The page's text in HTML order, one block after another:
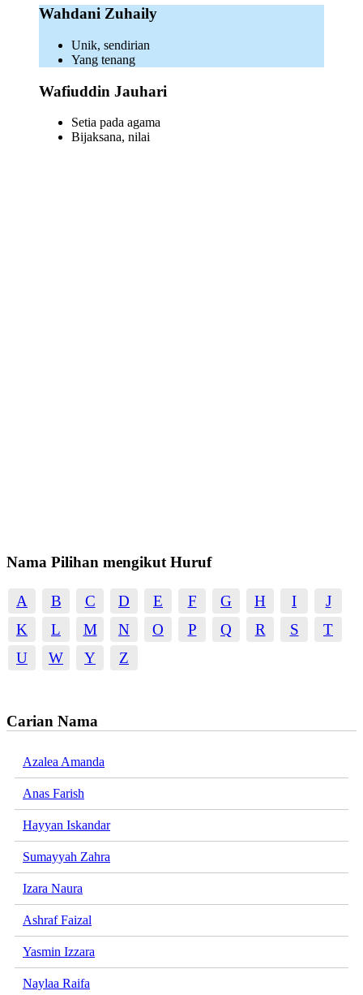
Wahdani Zuhaily
Unik, sendirian
Yang tenang
Wafiuddin Jauhari
Setia pada agama
Bijaksana, nilai
Nama Pilihan mengikut Huruf
A B C D E F G H I
J
K
L M N O P Q R S
T
U
W Y Z
Carian Nama
Azalea Amanda
Anas Farish
Hayyan Iskandar
Sumayyah Zahra
Izara Naura
Ashraf Faizal
Yasmin Izzara
Naylaa Raifa